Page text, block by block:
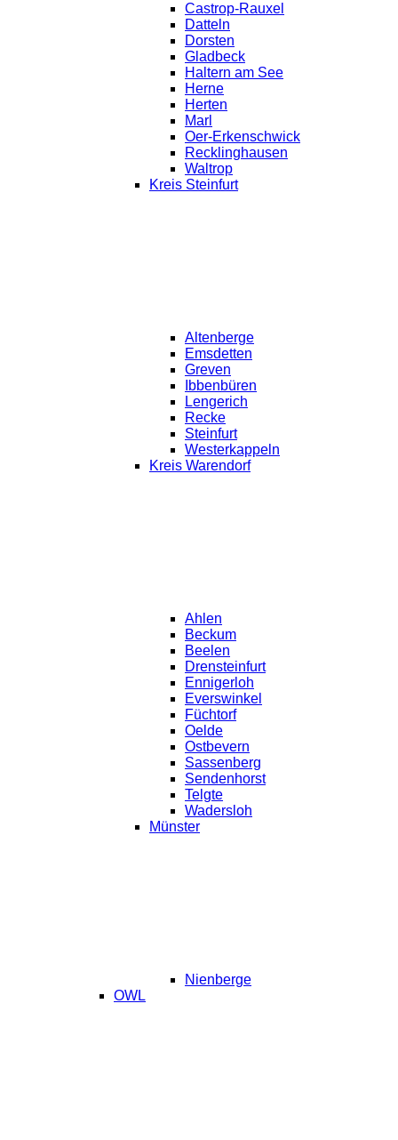
Castrop-Rauxel
Datteln
Dorsten
Gladbeck
Haltern am See
Herne
Herten
Marl
Oer-Erkenschwick
Recklinghausen
Waltrop
Kreis Steinfurt
Altenberge
Emsdetten
Greven
Ibbenbüren
Lengerich
Recke
Steinfurt
Westerkappeln
Kreis Warendorf
Ahlen
Beckum
Beelen
Drensteinfurt
Ennigerloh
Everswinkel
Füchtorf
Oelde
Ostbevern
Sassenberg
Sendenhorst
Telgte
Wadersloh
Münster
Nienberge
OWL